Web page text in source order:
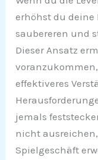
erhöhst du deine
saubereren und
Dieser Ansatz
effektiveres
jemals
nicht
Spielgeschäft